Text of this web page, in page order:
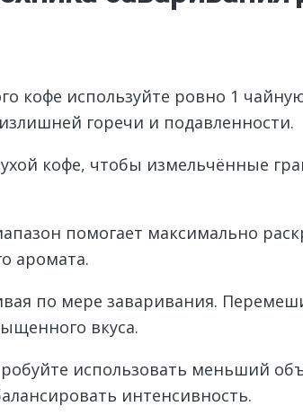
кофе используйте ровно 1
горечи и подавленности.
кофе, чтобы измельчённые
помогает максимально
аромата.
по мере заваривания.
вкуса.
использовать меньший
интенсивность.